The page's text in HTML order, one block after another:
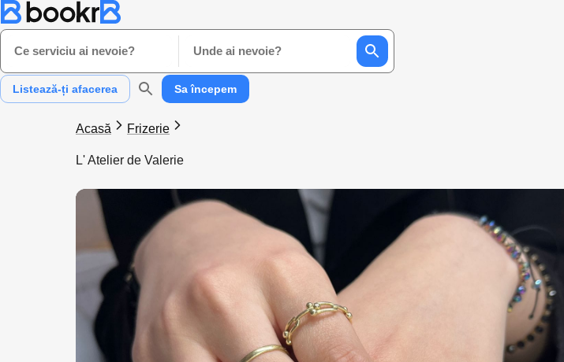
Ce serviciu ai nevoie? Unde ai nevoie?
Listează-ți afacerea Sa începem
Acasă Frizerie
L' Atelier de Valerie